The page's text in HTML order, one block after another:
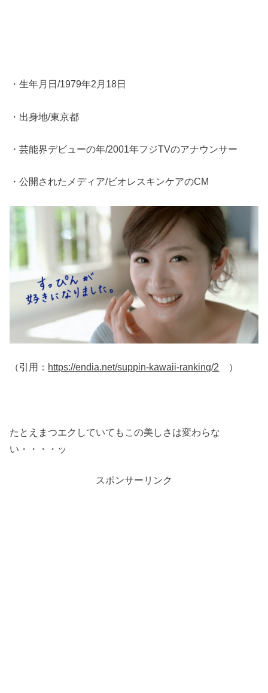
・生年月日/1979年2月18日
・出身地/東京都
・芸能界デビューの年/2001年フジTVのアナウンサー
・公開されたメディア/ビオレスキンケアのCM
（引用： https://endia.net/suppin-kawaii-ranking/2 ）
たとえまつエクしていてもこの美しさは変わらな
い・・・・ッ
スポンサーリンク